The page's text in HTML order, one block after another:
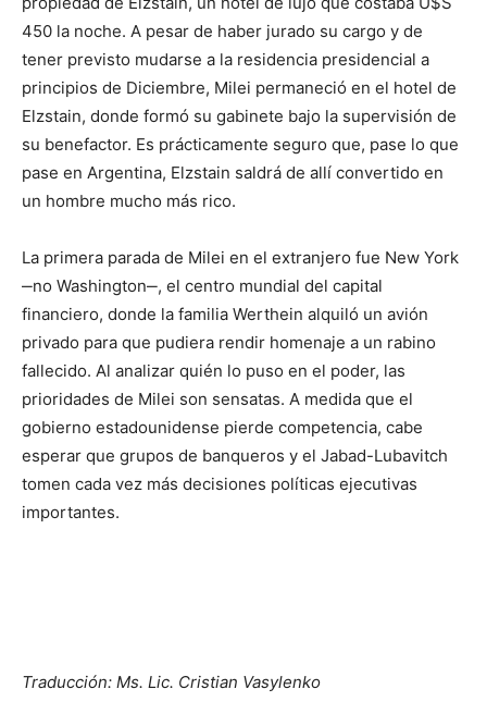
450 la noche. A pesar de haber jurado su cargo y de
tener previsto mudarse a la residencia presidencial a
principios de Diciembre, Milei permaneció en el hotel de
Elzstain, donde formó su gabinete bajo la supervisión de
su benefactor. Es prácticamente seguro que, pase lo que
pase en Argentina, Elzstain saldrá de allí convertido en
un hombre mucho más rico.
La primera parada de Milei en el extranjero fue New York
‒no Washington‒, el centro mundial del capital
financiero, donde la familia Werthein alquiló un avión
privado para que pudiera rendir homenaje a un rabino
fallecido. Al analizar quién lo puso en el poder, las
prioridades de Milei son sensatas. A medida que el
gobierno estadounidense pierde competencia, cabe
esperar que grupos de banqueros y el Jabad-Lubavitch
tomen cada vez más decisiones políticas ejecutivas
importantes.
Traducción: Ms. Lic. Cristian Vasylenko